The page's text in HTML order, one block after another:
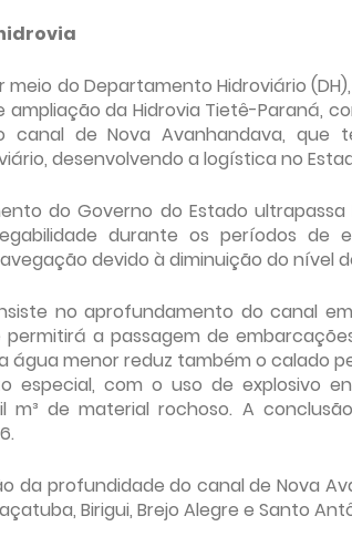
meio do Departamento Hidroviário
ampliação da Hidrovia Tietê-Paraná,
canal de Nova Avanhandava, que
desenvolvendo a logística no
do Governo do Estado
durante os períodos de
devido à diminuição do nível
no aprofundamento do canal
permitirá a passagem de
água menor reduz também o calado
especial, com o uso de explosivo
m³ de material rochoso. A
da profundidade do canal de Nova
Birigui, Brejo Alegre e Santo